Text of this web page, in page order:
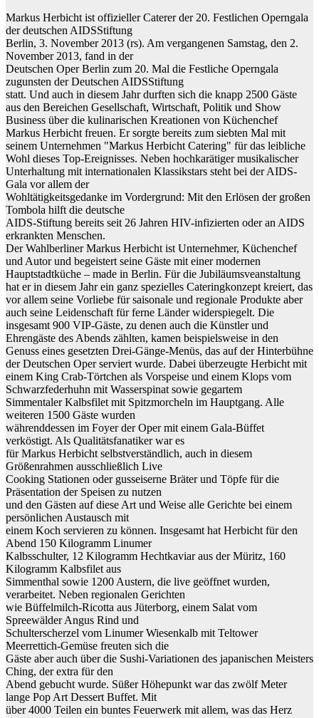
Markus Herbicht ist offizieller Caterer der 20. Festlichen Operngala
der deutschen AIDSStiftung
Berlin, 3. November 2013 (rs). Am vergangenen Samstag, den 2.
November 2013, fand in der
Deutschen Oper Berlin zum 20. Mal die Festliche Operngala
zugunsten der Deutschen AIDSStiftung
statt. Und auch in diesem Jahr durften sich die knapp 2500 Gäste
aus den Bereichen Gesellschaft, Wirtschaft, Politik und Show
Business über die kulinarischen Kreationen von Küchenchef
Markus Herbicht freuen. Er sorgte bereits zum siebten Mal mit
seinem Unternehmen "Markus Herbicht Catering" für das leibliche
Wohl dieses Top-Ereignisses. Neben hochkarätiger musikalischer
Unterhaltung mit internationalen Klassikstars steht bei der AIDS-
Gala vor allem der
Wohltätigkeitsgedanke im Vordergrund: Mit den Erlösen der großen
Tombola hilft die deutsche
AIDS-Stiftung bereits seit 26 Jahren HIV-infizierten oder an AIDS
erkrankten Menschen.
Der Wahlberliner Markus Herbicht ist Unternehmer, Küchenchef
und Autor und begeistert seine Gäste mit einer modernen
Hauptstadtküche – made in Berlin. Für die Jubiläumsveanstaltung
hat er in diesem Jahr ein ganz spezielles Cateringkonzept kreiert, das
vor allem seine Vorliebe für saisonale und regionale Produkte aber
auch seine Leidenschaft für ferne Länder widerspiegelt. Die
insgesamt 900 VIP-Gäste, zu denen auch die Künstler und
Ehrengäste des Abends zählten, kamen beispielsweise in den
Genuss eines gesetzten Drei-Gänge-Menüs, das auf der Hinterbühne
der Deutschen Oper serviert wurde. Dabei überzeugte Herbicht mit
einem King Crab-Törtchen als Vorspeise und einem Klops vom
Schwarzfederhuhn mit Wasserspinat sowie gegartem
Simmentaler Kalbsfilet mit Spitzmorcheln im Hauptgang. Alle
weiteren 1500 Gäste wurden
währenddessen im Foyer der Oper mit einem Gala-Büffet
verköstigt. Als Qualitätsfanatiker war es
für Markus Herbicht selbstverständlich, auch in diesem
Größenrahmen ausschließlich Live
Cooking Stationen oder gusseiserne Bräter und Töpfe für die
Präsentation der Speisen zu nutzen
und den Gästen auf diese Art und Weise alle Gerichte bei einem
persönlichen Austausch mit
einem Koch servieren zu können. Insgesamt hat Herbicht für den
Abend 150 Kilogramm Linumer
Kalbsschulter, 12 Kilogramm Hechtkaviar aus der Müritz, 160
Kilogramm Kalbsfilet aus
Simmenthal sowie 1200 Austern, die live geöffnet wurden,
verarbeitet. Neben regionalen Gerichten
wie Büffelmilch-Ricotta aus Jüterborg, einem Salat vom
Spreewälder Angus Rind und
Schulterscherzel vom Linumer Wiesenkalb mit Teltower
Meerrettich-Gemüse freuten sich die
Gäste aber auch über die Sushi-Variationen des japanischen Meisters
Ching, der extra für den
Abend gebucht wurde. Süßer Höhepunkt war das zwölf Meter
lange Pop Art Dessert Buffet. Mit
über 4000 Teilen ein buntes Feuerwerk mit allem, was das Herz